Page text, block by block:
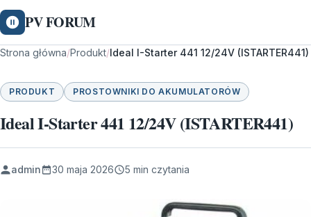
PV FORUM
Strona główna/Produkt/Ideal I-Starter 441 12/24V (ISTARTER441)
PRODUKT PROSTOWNIKI DO AKUMULATORÓW
Ideal I-Starter 441 12/24V (ISTARTER441)
admin 30 maja 2026 5 min czytania